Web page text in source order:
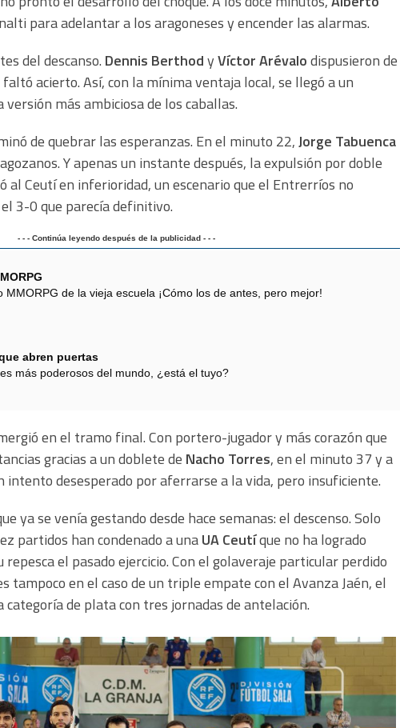
para adelantar a los aragoneses y encender las alarmas.
del descanso. Dennis BerthodyVíctor Arévalodispusieron de
acierto. Así, con la mínima ventaja local, se llegó a un
más ambiciosa de los caballas.
de quebrar las esperanzas. En el minuto 22,Jorge Tabuenca
Y apenas un instante después, la expulsión por doble
al Ceutí en inferioridad, un escenario que el Entrerríos no
3-0 que parecía definitivo.
- - - Continúa leyendo después de la publicidad - - -
MMORPG de la vieja escuela ¡Cómo los de antes, pero mejor!
abren puertas
más poderosos del mundo, ¿está el tuyo?
en el tramo final. Con portero-jugador y más corazón que
gracias a un doblete de Nacho Torres, en el minuto 37 y a
intento desesperado por aferrarse a la vida, pero insuficiente.
ya se venía gestando desde hace semanas: el descenso. Solo
partidos han condenado a unaUA Ceutíque no ha logrado
el pasado ejercicio. Con el golaveraje particular perdido
tampoco en el caso de un triple empate con el Avanza Jaén, el
categoría de plata con tres jornadas de antelación.